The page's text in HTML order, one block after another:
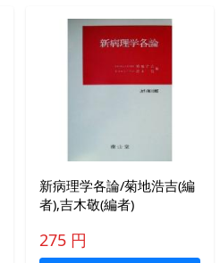
新病理学各論/菊地浩吉(編
者),吉木敬(編者)
275 円